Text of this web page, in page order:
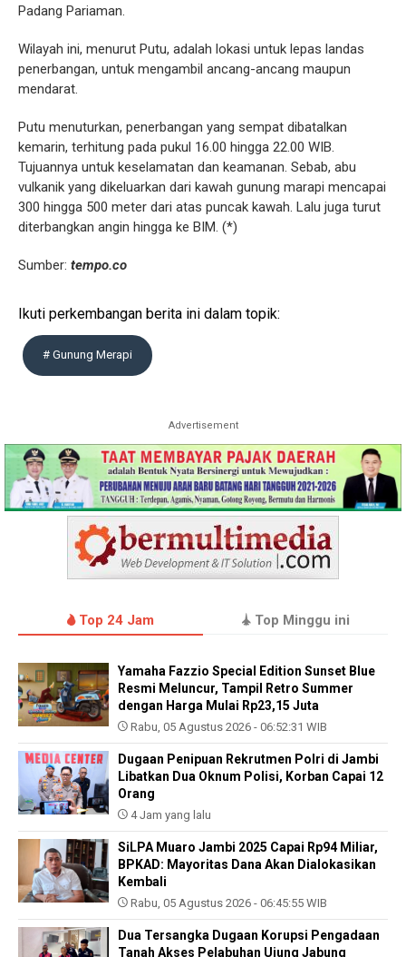
Padang Pariaman.
Wilayah ini, menurut Putu, adalah lokasi untuk lepas landas
penerbangan, untuk mengambil ancang-ancang maupun
mendarat.
Putu menuturkan, penerbangan yang sempat dibatalkan
kemarin, terhitung pada pukul 16.00 hingga 22.00 WIB.
Tujuannya untuk keselamatan dan keamanan. Sebab, abu
vulkanik yang dikeluarkan dari kawah gunung marapi mencapai
300 hingga 500 meter dari atas puncak kawah. Lalu juga turut
diterbangkan angin hingga ke BIM. (*)
Sumber: tempo.co
Ikuti perkembangan berita ini dalam topik:
# Gunung Merapi
Advertisement
Top 24 Jam Top Minggu ini
Yamaha Fazzio Special Edition Sunset Blue
Resmi Meluncur, Tampil Retro Summer
dengan Harga Mulai Rp23,15 Juta
Rabu, 05 Agustus 2026 - 06:52:31 WIB
Dugaan Penipuan Rekrutmen Polri di Jambi
Libatkan Dua Oknum Polisi, Korban Capai 12
Orang
4 Jam yang lalu
SiLPA Muaro Jambi 2025 Capai Rp94 Miliar,
BPKAD: Mayoritas Dana Akan Dialokasikan
Kembali
Rabu, 05 Agustus 2026 - 06:45:55 WIB
Dua Tersangka Dugaan Korupsi Pengadaan
Tanah Akses Pelabuhan Ujung Jabung